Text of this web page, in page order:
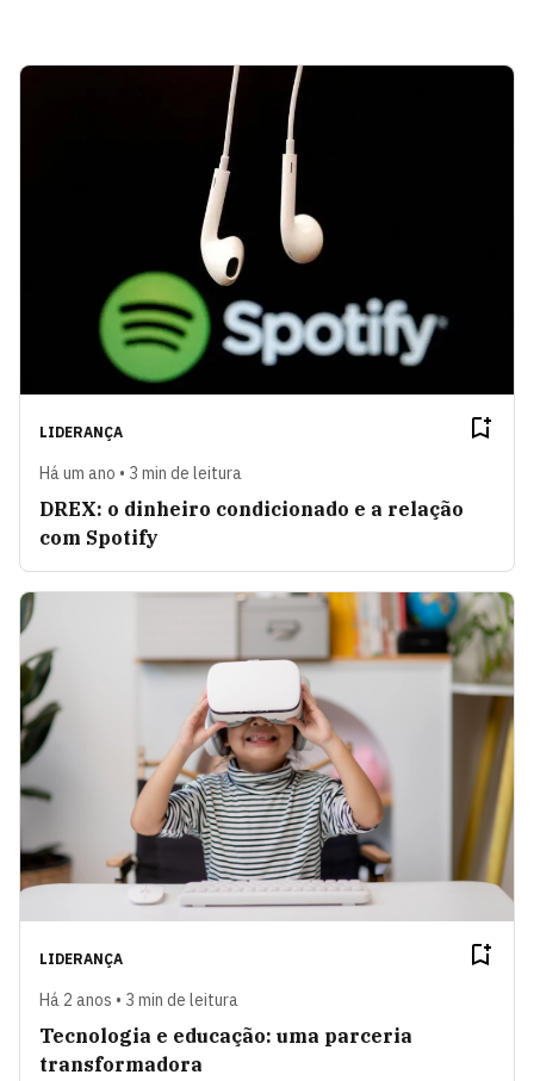
LIDERANÇA
Há um ano • 3 min de leitura
DREX: o dinheiro condicionado e a relação
com Spotify
LIDERANÇA
Há 2 anos • 3 min de leitura
Tecnologia e educação: uma parceria
transformadora